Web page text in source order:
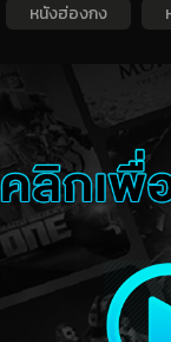
หนังฮ่องกง